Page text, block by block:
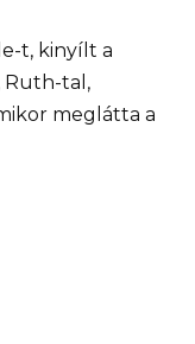
t, kinyílt a
Ruth-tal,
meglátta a